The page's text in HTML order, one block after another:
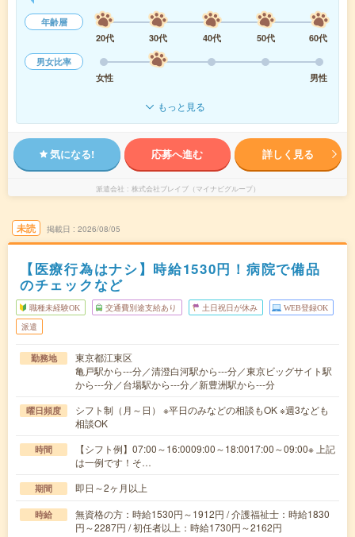
年齢層
20代
30代 40代 50代
60代
男女比率
女性
男性
もっと見る
気になる! 応募へ進む 詳しく見る
派遣会社 株式会社ブレイブ（マイナビグループ）
未読 掲載日 2026/08/05
【医療行為はナシ】時給1530円！病院で備品
のチェックなど
職種未経験OK 交通費別途支給あり 土日祝日が休み WEB登録OK
派遣
勤務地
東京都江東区
亀戸駅から---分／清澄白河駅から---分／東京ビッグサイト駅
から---分／台場駅から---分／新豊洲駅から---分
曜日頻度
シフト制（月～日） ※平日のみなどの相談もOK ※週3なども
相談OK
時間
【シフト例】07:00～16:0009:00～18:0017:00～09:00※ 上記
は一例です！そ…
期間 即日～2ヶ月以上
時給
無資格の方：時給1530円～1912円 / 介護福祉士：時給1830
円～2287円 / 初任者以上：時給1730円～2162円